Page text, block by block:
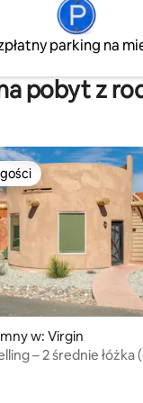
lub
Z tej niezrównanej
dotrzeć do
federalnych.
parking na
pobyt z
liczba recenzji: 299
w: Virgin
– 2 średnie łóżka